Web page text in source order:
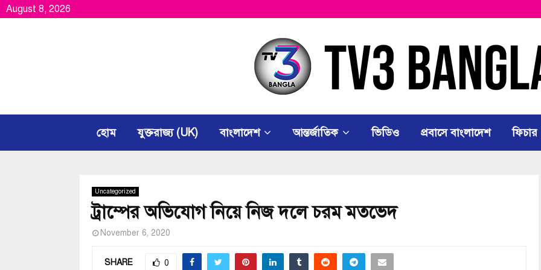
August 8, 2026
হোম যুক্তরাজ্য (UK) বাংলাদেশ আন্তর্জাতিক ভিডিও প্রবাসে বাংলাদেশ ফিচার
Uncategorized
ট্রাম্পের অভিযোগ নিয়ে নিজ দলে চরম মতভেদ
November 6, 2020
SHARE 0